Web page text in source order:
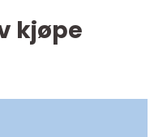
kjøpe